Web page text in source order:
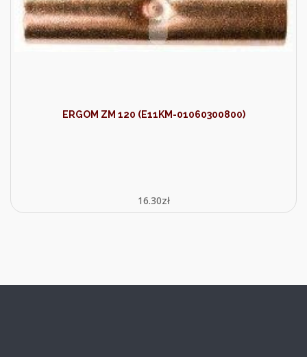
ERGOM ZM 120 (E11KM-01060300800)
16.30zł